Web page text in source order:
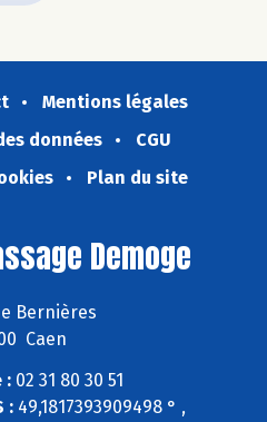
Mentions légales
données
CGU
Plan du site
Demoge
Bernières
Caen
: 02 31 80 30 51
:49,1817393909498 ° ,